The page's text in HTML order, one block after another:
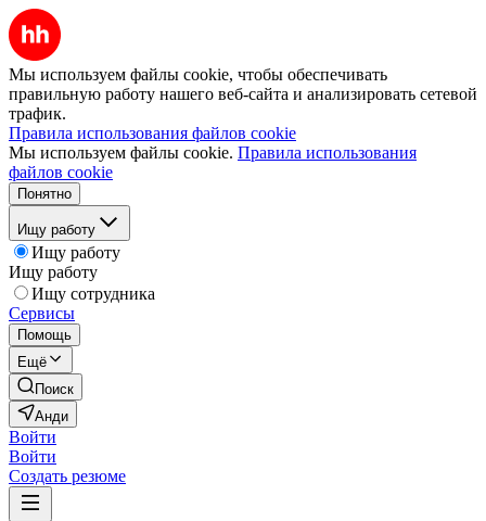
Мы используем файлы cookie, чтобы обеспечивать
правильную работу нашего веб-сайта и анализировать сетевой
трафик.
Правила использования файлов cookie
Мы используем файлы cookie. Правила использования
файлов cookie
Понятно
Ищу работу
Ищу работу
Ищу работу
Ищу сотрудника
Сервисы
Помощь
Ещё
Поиск
Анди
Войти
Войти
Создать резюме